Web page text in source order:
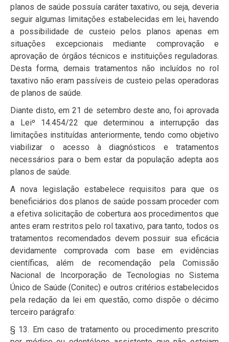
planos de saúde possuía caráter taxativo, ou seja, deveria
seguir algumas limitações estabelecidas em lei, havendo
a possibilidade de custeio pelos planos apenas em
situações excepcionais mediante comprovação e
aprovação de órgãos técnicos e instituições reguladoras.
Desta forma, demais tratamentos não incluídos no rol
taxativo não eram passíveis de custeio pelas operadoras
de planos de saúde.
Diante disto, em 21 de setembro deste ano, foi aprovada
a Leiº 14.454/22 que determinou a interrupção das
limitações instituídas anteriormente, tendo como objetivo
viabilizar o acesso à diagnósticos e tratamentos
necessários para o bem estar da população adepta aos
planos de saúde.
A nova legislação estabelece requisitos para que os
beneficiários dos planos de saúde possam proceder com
a efetiva solicitação de cobertura aos procedimentos que
antes eram restritos pelo rol taxativo, para tanto, todos os
tratamentos recomendados devem possuir sua eficácia
devidamente comprovada com base em evidências
científicas, além de recomendação pela Comissão
Nacional de Incorporação de Tecnologias no Sistema
Único de Saúde (Conitec) e outros critérios estabelecidos
pela redação da lei em questão, como dispõe o décimo
terceiro parágrafo:
§ 13. Em caso de tratamento ou procedimento prescrito